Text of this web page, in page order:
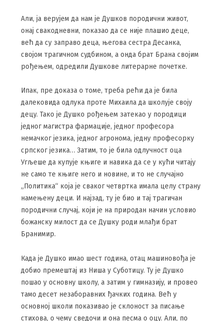
Али, ја верујем да нам је Душков породични живот,
онај свакодневни, показао да се није плашио деце,
већ да су заправо деца, његова сестра Десанка,
својом трагичном судбином, а онда брат Брана својим
рођењем, одредили Душкове литерарне почетке.
Ипак, пре доказа о томе, треба рећи да је била
далековида одлука проте Михаила да школује своју
децу. Тако је Душко рођењем затекао у породици
једног магистра фармације, једног професора
немачког језика, једног агронома, једну професорку
српског језика… Затим, то је била одлучност оца
Угљеше да купује књиге и навика да се у кући читају
не само те књиге него и новине, и то не случајно
„Политика“ која је сваког четвртка имала целу страну
намењену деци. И најзад, ту је био и тај трагичан
породични случај, који је на природан начин условио
божанску милост да се Душку роди млађи брат
Бранимир.
Када је Душко имао шест година, отац машиновођа је
добио премештај из Ниша у Суботицу. Ту је Душко
пошао у основну школу, а затим у гимназију, и провео
тамо десет незаборавних ђачких година. Већ у
основној школи показивао је склоност за писање
стихова, о чему сведочи и она песма о оцу. Али, по